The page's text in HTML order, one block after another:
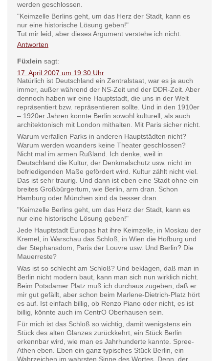
werden geschlossen.
"Keimzelle Berlins geht, um das Herz der Stadt, kann es
nur eine historische Lösung geben!"
Tut mir leid, aber dieses Argument verstehe ich nicht.
Antworten
Füxlein sagt:
17. April 2007 um 19:30 Uhr
Natürlich ist Deutschland ein Zentralstaat, war es ja auch
immer, außer während der NS-Zeit und der DDR-Zeit. Aber
dennoch haben wir eine Hauptstadt, die uns in der Welt
repräsentiert bzw. repräsentieren sollte. Und in den 1910er
– 1920er Jahren konnte Berlin sowohl kulturell, als auch
architektonisch mit London mithalten. Mit Paris sicher nicht.
Warum verfallen Parks in anderen Hauptstädten nicht?
Warum werden woanders keine Theater geschlossen?
Nicht mal im armen Rußland. Ich denke, weil in
Deutschland die Kultur, der Denkmalschutz usw. nicht im
befriedigenden Maße gefördert wird. Kultur zählt nicht viel.
Das ist sehr traurig. Und dann ist eben eine Stadt ohne ein
breites Großbürgertum, wie Berlin, arm dran. Schon
Hamburg oder München sind da besser dran.
"Keimzelle Berlins geht, um das Herz der Stadt, kann es
nur eine historische Lösung geben!"
Jede Hauptstadt Europas hat ihre Keimzelle, in Moskau der
Kremel, in Warschau das Schloß, in Wien die Hofburg und
der Stephansdom, Paris der Louvre usw. Und Berlin? Die
Mauerreste?
Was ist so schlecht am Schloß? Und beklagen, daß man in
Berlin nicht modern baut, kann man sich nun wirklich nicht.
Beim Potsdamer Platz muß ich durchaus zugeben, daß er
mir gut gefällt, aber schon beim Marlene-Dietrich-Platz hört
es auf. Ist einfach billig, ob Renzo Piano oder nicht, es ist
billig, könnte auch im CentrO Oberhausen sein.
Für mich ist das Schloß so wichtig, damit wenigstens ein
Stück des alten Glanzes zurückkehrt, ein Stück Berlin
erkennbar wird, wie man es Jahrhunderte kannte. Spree-
Athen eben. Eben ein ganz typisches Stück Berlin, ein
Wahrzeichen im wahrsten Sinne des Wortes. Denn, der